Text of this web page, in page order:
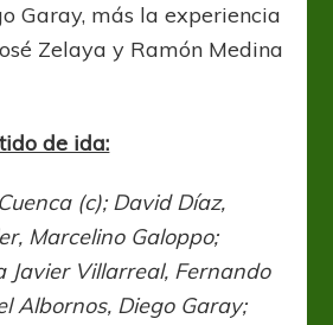
Garay, más la experiencia
Zelaya y Ramón Medina
de ida:
(c); David Díaz,
Marcelino Galoppo;
Javier Villarreal, Fernando
Albornos, Diego Garay;